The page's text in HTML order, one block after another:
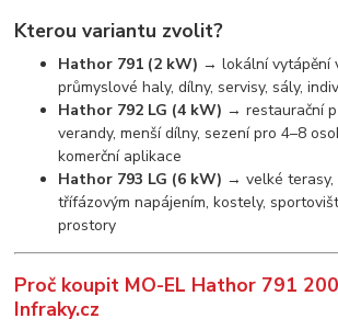
Kterou variantu zvolit?
Hathor 791 (2 kW) → lokální vytápění
průmyslové haly, dílny, servisy, sály,
Hathor 792 LG (4 kW) → restaurační
verandy, menší dílny, sezení pro 4–8
komerční aplikace
Hathor 793 LG (6 kW) → velké terasy,
třífázovým napájením, kostely,
prostory
Proč koupit MO-EL Hathor 791
Infraky.cz